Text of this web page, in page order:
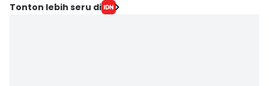
Tonton lebih seru di